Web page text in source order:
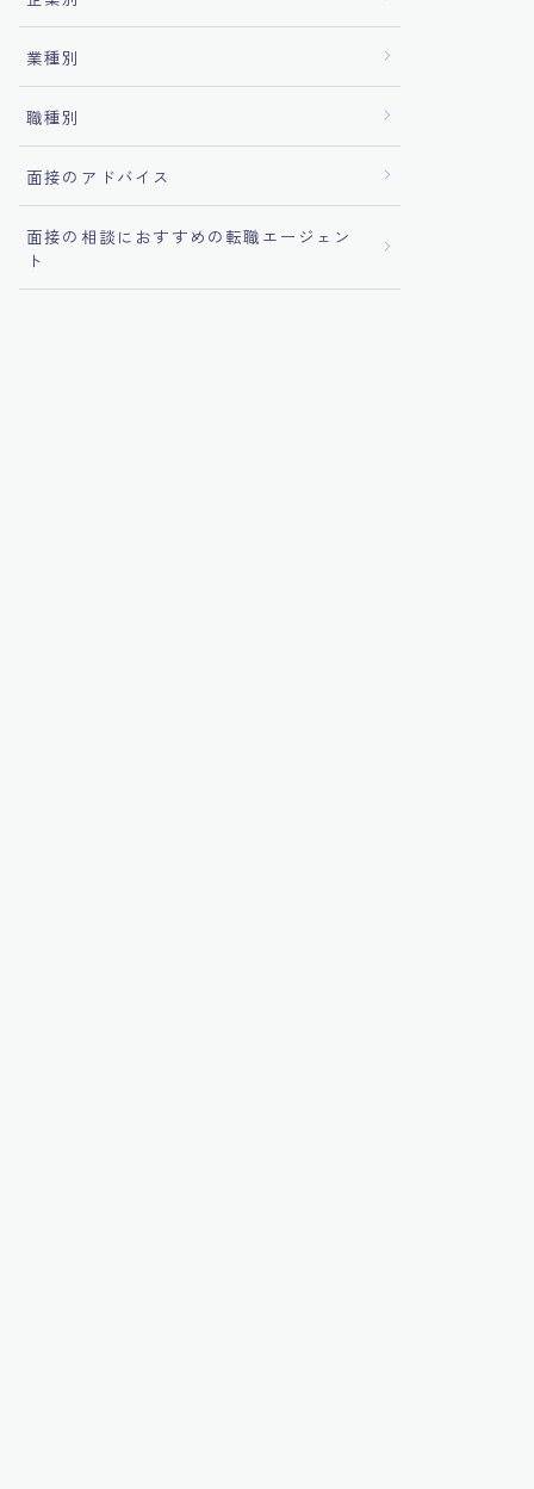
業種別
職種別
面接のアドバイス
面接の相談におすすめの転職エージェン
ト